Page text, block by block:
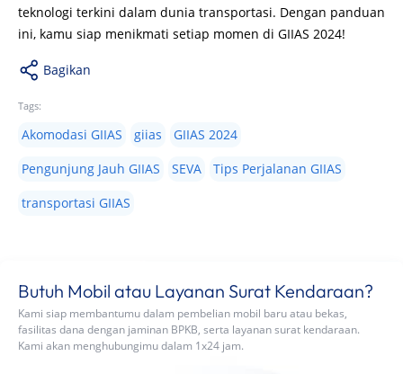
teknologi terkini dalam dunia transportasi. Dengan panduan
ini, kamu siap menikmati setiap momen di GIIAS 2024!
Bagikan
Tags:
Akomodasi GIIAS giias
GIIAS 2024
Pengunjung Jauh GIIAS
SEVA
Tips Perjalanan GIIAS
transportasi GIIAS
Butuh Mobil atau Layanan Surat Kendaraan?
Kami siap membantumu dalam pembelian mobil baru atau bekas,
fasilitas dana dengan jaminan BPKB, serta layanan surat kendaraan.
Kami akan menghubungimu dalam 1x24 jam.